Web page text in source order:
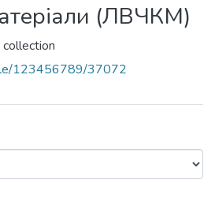
(ЛВЧКМ)
123456789/37072